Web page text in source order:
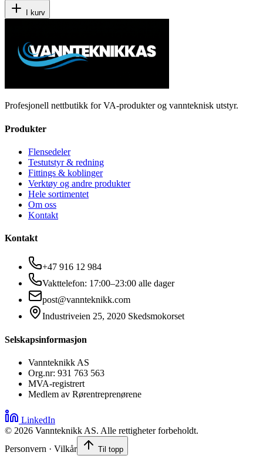
I kurv
Profesjonell nettbutikk for VA-produkter og vannteknisk utstyr.
Produkter
Flensedeler
Testutstyr & redning
Fittings & koblinger
Verktøy og andre produkter
Hele sortimentet
Om oss
Kontakt
Kontakt
+47 916 12 984
Vakttelefon: 17:00–23:00 alle dager
post@vannteknikk.com
Industriveien 25, 2020 Skedsmokorset
Selskapsinformasjon
Vannteknikk AS
Org.nr: 931 763 563
MVA-registrert
Medlem av Rørentreprenørene
LinkedIn
© 2026 Vannteknikk AS. Alle rettigheter forbeholdt.
Personvern · Vilkår
Til topp